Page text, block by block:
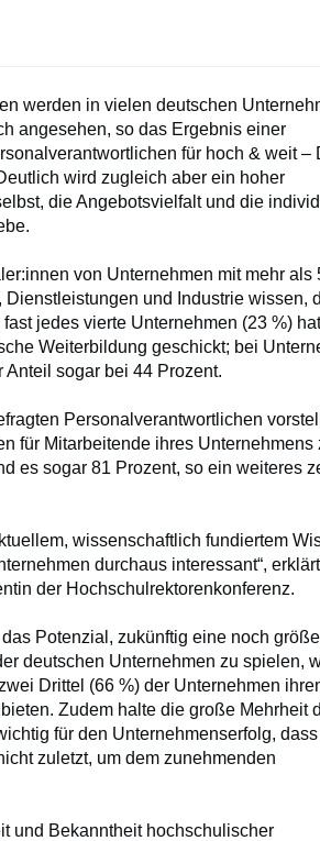
werden in vielen deutschen
angesehen, so das Ergebnis einer
für hoch & weit –
wird zugleich aber ein hoher
die Angebotsvielfalt und die
von Unternehmen mit mehr als
und Industrie wissen,
jedes vierte Unternehmen (23 %)
Weiterbildung geschickt; bei
sogar bei 44 Prozent.
Personalverantwortlichen
für Mitarbeitende ihres Unternehmens
es sogar 81 Prozent, so ein weiteres
wissenschaftlich fundiertem
durchaus interessant“, erklärt
der Hochschulrektorenkonferenz.
Potenzial, zukünftig eine noch
deutschen Unternehmen zu spielen,
Drittel (66 %) der Unternehmen
Zudem halte die große Mehrheit
für den Unternehmenserfolg,
zuletzt, um dem zunehmenden
und Bekanntheit hochschulischer